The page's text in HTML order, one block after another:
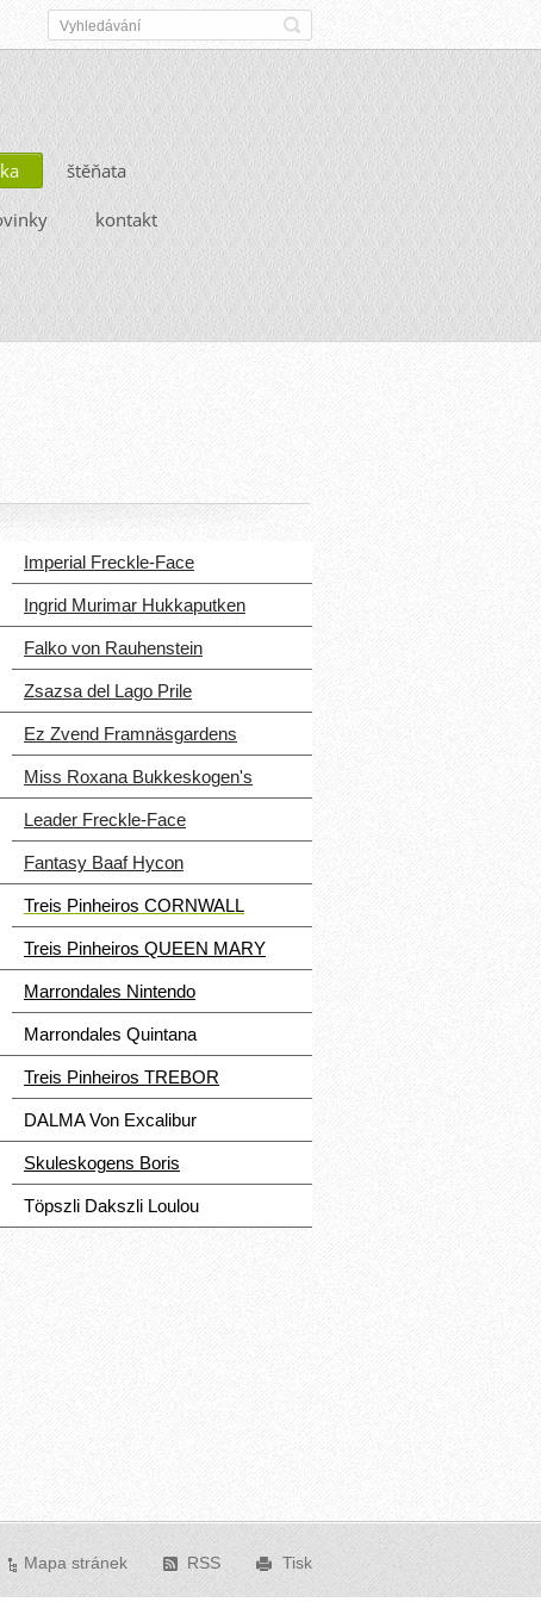
štěňata
kontakt
Imperial Freckle-Face
Ingrid Murimar Hukkaputken
Falko von Rauhenstein
Zsazsa del Lago Prile
Ez Zvend Framnäsgardens
Miss Roxana Bukkeskogen's
Leader Freckle-Face
Fantasy Baaf Hycon
Treis Pinheiros CORNWALL
Treis Pinheiros QUEEN MARY
Marrondales Nintendo
Marrondales Quintana
Treis Pinheiros TREBOR
DALMA Von Excalibur
Skuleskogens Boris
Töpszli Dakszli Loulou
Mapa stránek RSS Tisk